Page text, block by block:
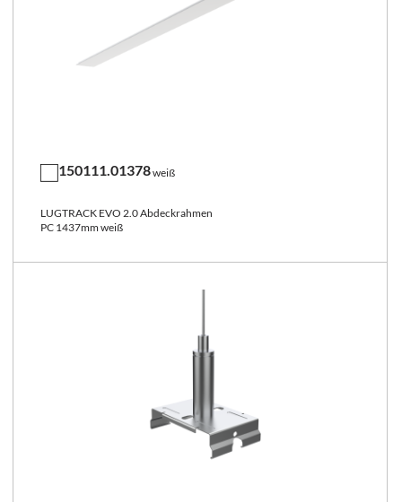
150111.01378weiß
LUGTRACK EVO 2.0 Abdeckrahmen
PC 1437mm weiß